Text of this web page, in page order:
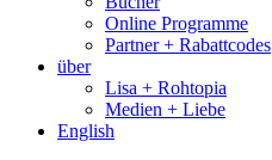
Online Programme
Partner + Rabattcodes
über
Lisa + Rohtopia
Medien + Liebe
English